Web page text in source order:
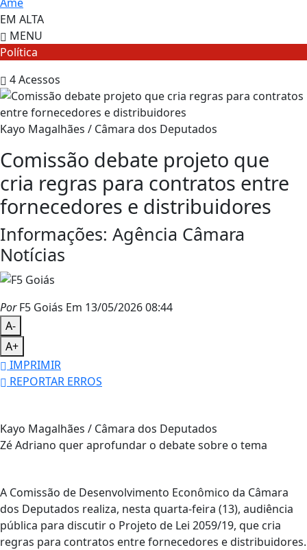
EM ALTA
MENU
Política
4Acessos
Kayo Magalhães / Câmara dos Deputados
Comissão debate projeto que
cria regras para contratos entre
fornecedores e distribuidores
Informações: Agência Câmara
Notícias
PorF5 Goiás Em 13/05/2026 08:44
A-
A+
IMPRIMIR
REPORTAR ERROS
Kayo Magalhães / Câmara dos Deputados
Zé Adriano quer aprofundar o debate sobre o tema
A Comissão de Desenvolvimento Econômico da Câmara
dos Deputados realiza, nesta quarta-feira (13), audiência
pública para discutir o Projeto de Lei 2059/19, que cria
regras para contratos entre fornecedores e distribuidores.